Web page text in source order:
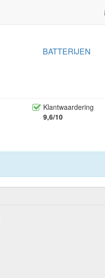
BATTERIJEN
Klantwaardering
9,6/10